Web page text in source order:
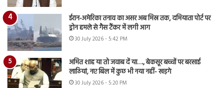
ईरान-अमेरिका तनाव का असर अब मिस्र तक, दमियाता पोर्ट पर
ड्रोन हमले से गैस टैंकर में लगी आग
30 July 2026 - 5:42 PM
अमित शाह या तो जवाब दें या…., बेकसूर बच्चों पर बरसाई
लाठियां, नए बिल में कुछ भी नया नहीं- खड़गे
30 July 2026 - 5:20 PM